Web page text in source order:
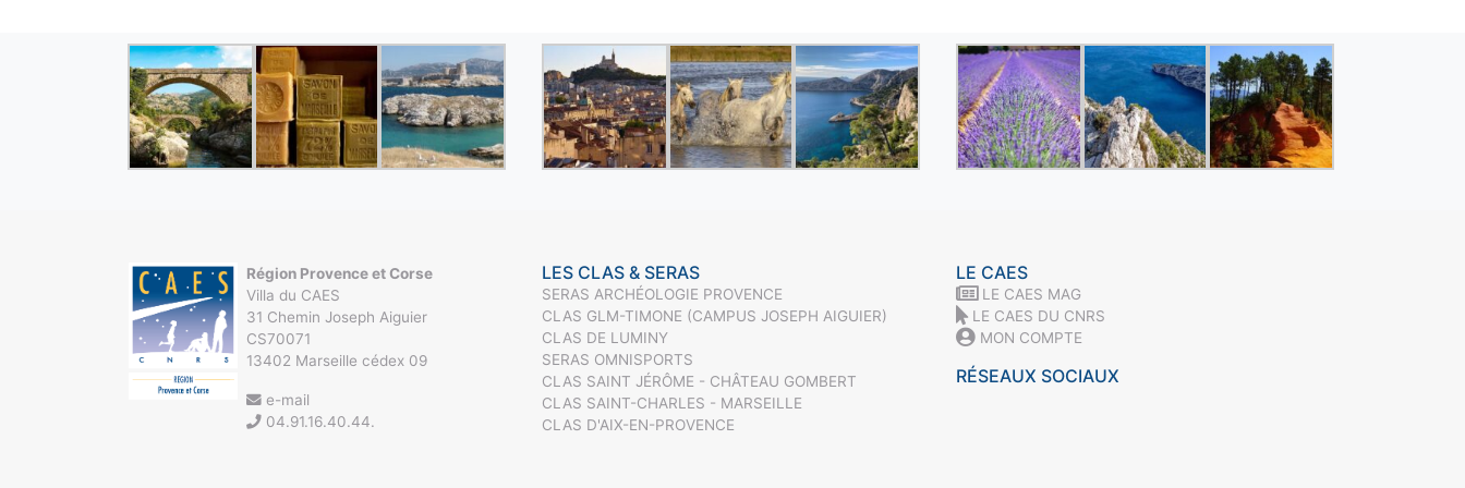
Région Provence et Corse
Villa du CAES
31 Chemin Joseph Aiguier
CS70071
13402 Marseille cédex 09
e-mail
04.91.16.40.44.
LES CLAS & SERAS
SERAS ARCHÉOLOGIE PROVENCE
CLAS GLM-TIMONE (CAMPUS JOSEPH AIGUIER)
CLAS DE LUMINY
SERAS OMNISPORTS
CLAS SAINT JÉRÔME - CHÂTEAU GOMBERT
CLAS SAINT-CHARLES - MARSEILLE
CLAS D'AIX-EN-PROVENCE
LE CAES
LE CAES MAG
LE CAES DU CNRS
MON COMPTE
RÉSEAUX SOCIAUX